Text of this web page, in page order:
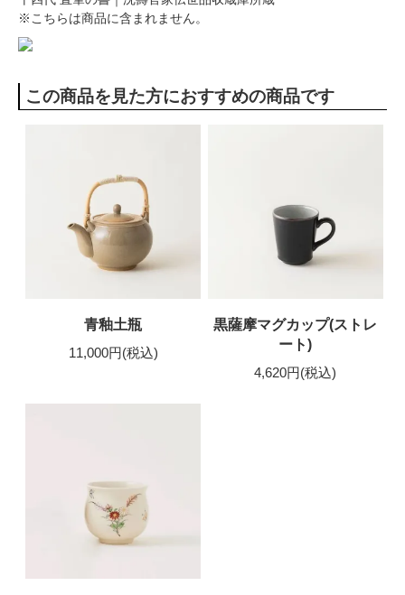
※こちらは商品に含まれません。
この商品を見た方におすすめの商品です
青釉土瓶
11,000円(税込)
黒薩摩マグカップ(ストレ
ート)
4,620円(税込)